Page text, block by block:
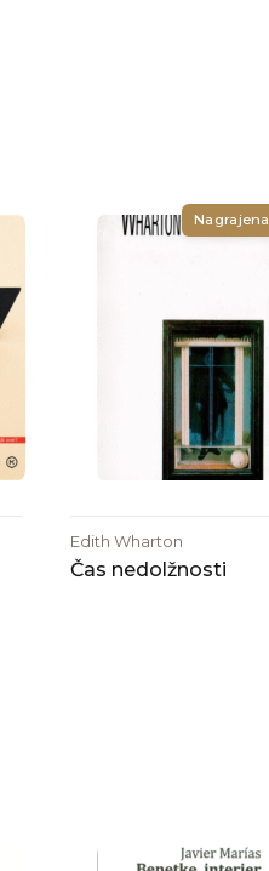
Nagrajena
Edith Wharton
Čas nedolžnosti